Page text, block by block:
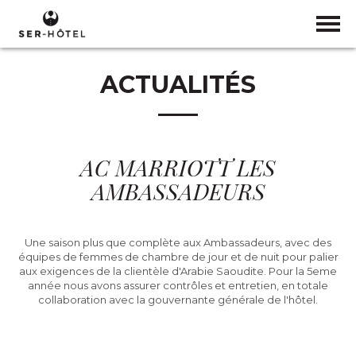
ACTUALITÉS
AC MARRIOTT LES
AMBASSADEURS
Une saison plus que complète aux Ambassadeurs, avec des
équipes de femmes de chambre de jour et de nuit pour palier
aux exigences de la clientèle d'Arabie Saoudite. Pour la 5eme
année nous avons assurer contrôles et entretien, en totale
collaboration avec la gouvernante générale de l'hôtel.